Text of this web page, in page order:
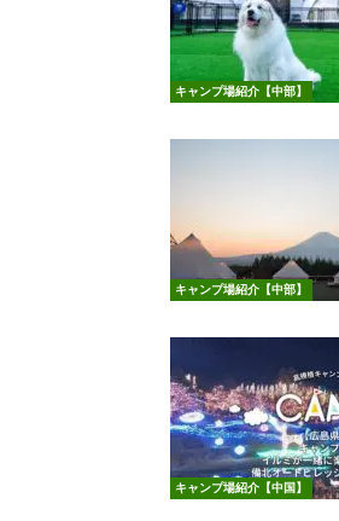
キャンプ場紹介【中部】
キャンプ場紹介【中部】
キャンプ場紹介【中国】